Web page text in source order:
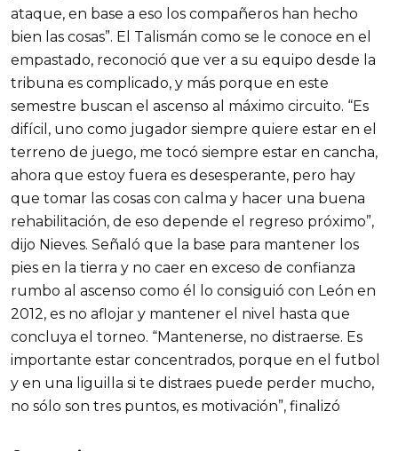
ataque, en base a eso los compañeros han hecho
bien las cosas”. El Talismán como se le conoce en el
empastado, reconoció que ver a su equipo desde la
tribuna es complicado, y más porque en este
semestre buscan el ascenso al máximo circuito. “Es
difícil, uno como jugador siempre quiere estar en el
terreno de juego, me tocó siempre estar en cancha,
ahora que estoy fuera es desesperante, pero hay
que tomar las cosas con calma y hacer una buena
rehabilitación, de eso depende el regreso próximo”,
dijo Nieves. Señaló que la base para mantener los
pies en la tierra y no caer en exceso de confianza
rumbo al ascenso como él lo consiguió con León en
2012, es no aflojar y mantener el nivel hasta que
concluya el torneo. “Mantenerse, no distraerse. Es
importante estar concentrados, porque en el futbol
y en una liguilla si te distraes puede perder mucho,
no sólo son tres puntos, es motivación”, finalizó